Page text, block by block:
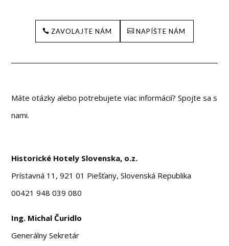
ZAVOLAJTE NÁM NAPÍŠTE NÁM
Máte otázky alebo potrebujete viac informácií? Spojte sa s
nami.
Historické Hotely Slovenska, o.z.
Prístavná 11, 921 01 Piešťany, Slovenská Republika
00421 948 039 080
Ing. Michal Čuridlo
Generálny Sekretár